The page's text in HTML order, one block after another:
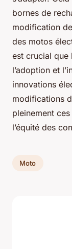
bornes de
modification
des motos
est crucial que
l’adoption et
innovations
modifications
pleinement
l’équité des
Moto